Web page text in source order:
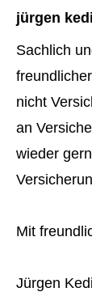
jürgen
Sachlich
nicht
an
wieder
Mit
Jürgen